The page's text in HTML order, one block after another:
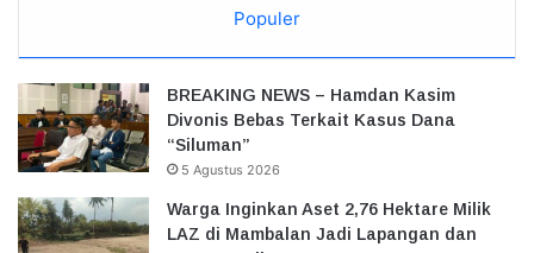
Populer
BREAKING NEWS – Hamdan Kasim
Divonis Bebas Terkait Kasus Dana
“Siluman”
5 Agustus 2026
Warga Inginkan Aset 2,76 Hektare Milik
LAZ di Mambalan Jadi Lapangan dan